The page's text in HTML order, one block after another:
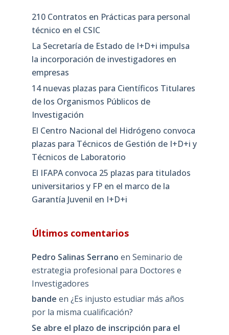
210 Contratos en Prácticas para personal
técnico en el CSIC
La Secretaría de Estado de I+D+i impulsa
la incorporación de investigadores en
empresas
14 nuevas plazas para Científicos Titulares
de los Organismos Públicos de
Investigación
El Centro Nacional del Hidrógeno convoca
plazas para Técnicos de Gestión de I+D+i y
Técnicos de Laboratorio
El IFAPA convoca 25 plazas para titulados
universitarios y FP en el marco de la
Garantía Juvenil en I+D+i
Últimos comentarios
Pedro Salinas Serrano en Seminario de
estrategia profesional para Doctores e
Investigadores
bande en ¿Es injusto estudiar más años
por la misma cualificación?
Se abre el plazo de inscripción para el